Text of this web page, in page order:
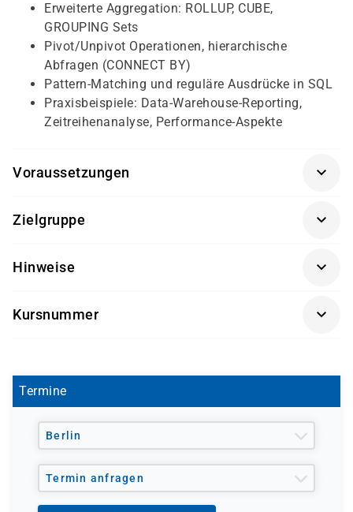
Erweiterte Aggregation: ROLLUP, CUBE,
GROUPING Sets
Pivot/Unpivot Operationen, hierarchische
Abfragen (CONNECT BY)
Pattern-Matching und reguläre Ausdrücke in SQL
Praxisbeispiele: Data-Warehouse-Reporting,
Zeitreihenanalyse, Performance-Aspekte
Voraussetzungen
Aggregationen), idealerweise erste Erfahrung im Data-
Zielgruppe
Entwickler und Datenbankadministratoren, die
Hinweise
Kursnummer
Termine
Berlin
Termin anfragen